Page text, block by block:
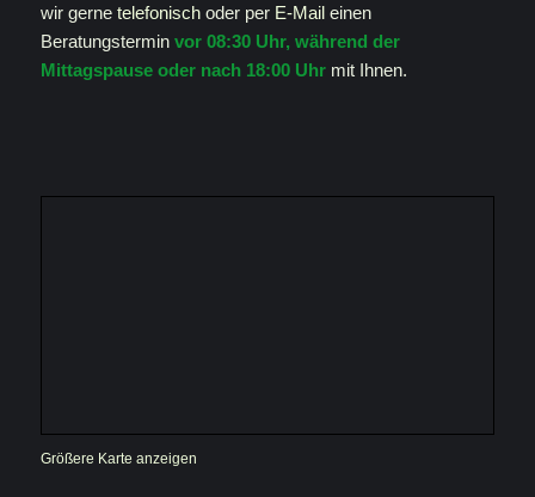
wir gerne telefonischoder per E-Maileinen
Beratungstermin vor 08:30 Uhr, während der
Mittagspause oder nach 18:00 Uhrmit Ihnen.
Größere Karte anzeigen